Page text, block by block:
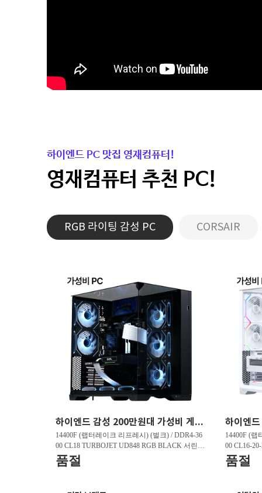
하이엔드 PC 맛집 영재컴퓨터!
영재컴퓨터 추천 PC!
RGB 라이팅 감성 PC CORSAIR
하이엔드 감성 200만원대 가성비 게이밍PC HY263 FHD 리그오브레전드 200 프레임 , 발로란트 240 프레임 , 배틀그라운드 150 프레임
14400F (랩터레이크 리프레시) (벌크) / DDR4-36
00 CL18 TURBOJET UD848 RGB BLACK 서린 (3
2GB(16Gx2)) / B760M DS3H D4 제이씨현 / 지포
스 RTX 5060 DUAL OC D7 8GB 이엠텍 / T500 M.
품절
14400F (랩
00 CL16-
5060
품절